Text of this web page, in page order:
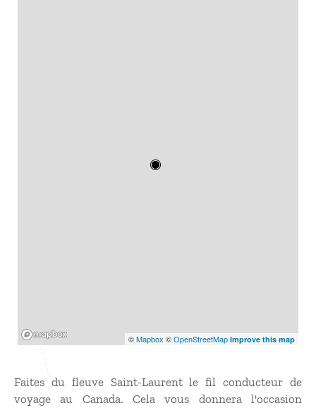
©Mapbox ©OpenStreetMap Improve this map
Faites du fleuve Saint-Laurent le fil conducteur de
voyage au Canada. Cela vous donnera l'occasion